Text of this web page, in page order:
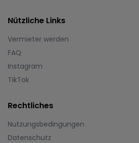
Nützliche Links
Vermieter werden
FAQ
Instagram
TikTok
Rechtliches
Nutzungsbedingungen
Datenschutz